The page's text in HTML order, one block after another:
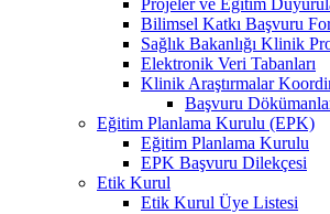
Bilimsel Katkı Başvuru
Sağlık Bakanlığı Klinik
Elektronik Veri Tabanları
Klinik Araştırmalar
Başvuru
Eğitim Planlama Kurulu (EPK)
Eğitim Planlama Kurulu
EPK Başvuru Dilekçesi
Etik Kurul
Etik Kurul Üye Listesi